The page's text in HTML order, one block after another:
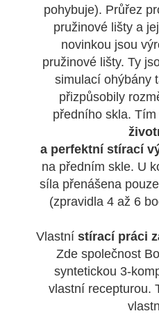
pohybuje). Průřez
pružinové lišty a
novinkou jsou
pružinové lišty. Ty
simulací ohýbány
přizpůsobily
předního skla.
a perfektní stírací
na předním skle. U
síla přenášena
(zpravidla 4 až 6
Vlastní stírací práci
Zde společnost
syntetickou 3-
vlastní recepturou.